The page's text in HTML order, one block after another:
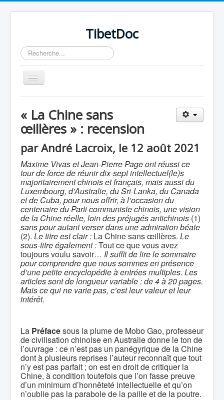
TibetDoc
Rechercher
Basculer
la
≡
« La Chine sans
œillères » : recension
par André Lacroix, le 12 août 2021
Maxime Vivas et Jean-Pierre Page ont réussi ce
tour de force de réunir dix-sept intellectuel(le)s
majoritairement chinois et français, mais aussi du
Luxembourg, d’Australie, du Sri-Lanka, du Canada
et de Cuba, pour nous offrir, à l’occasion du
centenaire du Parti communiste chinois, une vision
de la Chine réelle, loin des préjugés antichinois (1)
sans pour autant verser dans une admiration béate
(2). Le titre est clair : La Chine sans œillères. Le
sous-titre également :Tout ce que vous avez
toujours voulu savoir… Il suffit de lire le sommaire
pour comprendre que nous sommes en présence
d’une petite encyclopédie à entrées multiples. Les
articles sont de longueur variable : de 4 à 20 pages.
Mais ce qui ne varie pas, c’est leur valeur et leur
intérêt.
La Préfacesous la plume de Mobo Gao, professeur
de civilisation chinoise en Australie donne le ton de
l’ouvrage : ce n’est pas un panégyrique de la Chine
dont à plusieurs reprises l’auteur reconnaît que tout
n’y est pas parfait ; on est en droit de critiquer la
Chine, à condition toutefois que l’on fasse preuve
d’un minimum d’honnêteté intellectuelle et qu’on
n’oublie pas la parabole de la paille et de la poutre.